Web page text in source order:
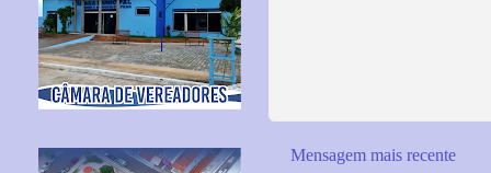
Mensagem mais recente